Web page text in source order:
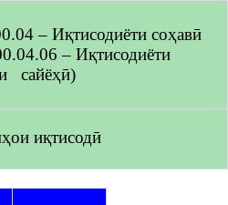
– Иқтисодиёти соҳавӣ
– Иқтисодиёти
сайёҳӣ)
иқтисодӣ